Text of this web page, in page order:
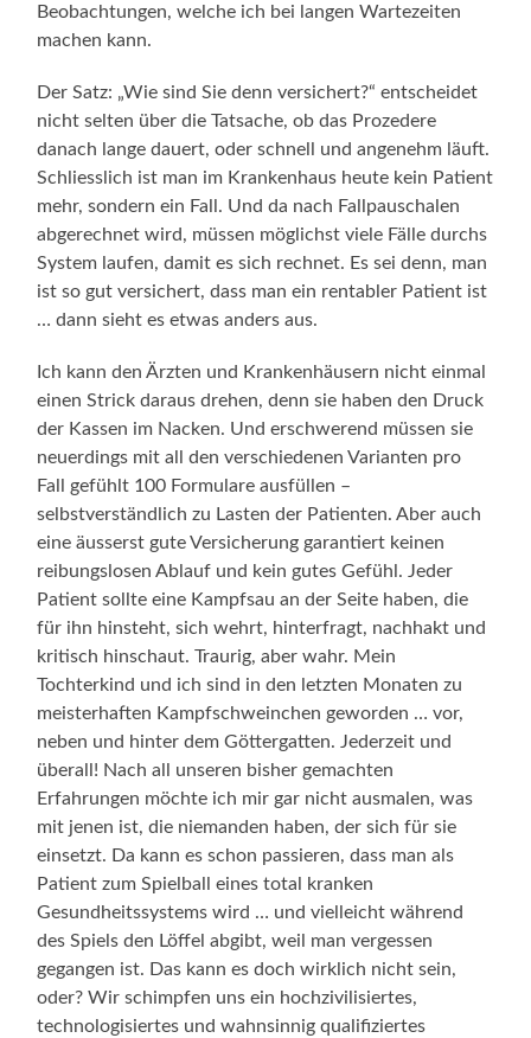
Beobachtungen, welche ich bei langen Wartezeiten
machen kann.
Der Satz: „Wie sind Sie denn versichert?“ entscheidet
nicht selten über die Tatsache, ob das Prozedere
danach lange dauert, oder schnell und angenehm läuft.
Schliesslich ist man im Krankenhaus heute kein Patient
mehr, sondern ein Fall. Und da nach Fallpauschalen
abgerechnet wird, müssen möglichst viele Fälle durchs
System laufen, damit es sich rechnet. Es sei denn, man
ist so gut versichert, dass man ein rentabler Patient ist
… dann sieht es etwas anders aus.
Ich kann den Ärzten und Krankenhäusern nicht einmal
einen Strick daraus drehen, denn sie haben den Druck
der Kassen im Nacken. Und erschwerend müssen sie
neuerdings mit all den verschiedenen Varianten pro
Fall gefühlt 100 Formulare ausfüllen –
selbstverständlich zu Lasten der Patienten. Aber auch
eine äusserst gute Versicherung garantiert keinen
reibungslosen Ablauf und kein gutes Gefühl. Jeder
Patient sollte eine Kampfsau an der Seite haben, die
für ihn hinsteht, sich wehrt, hinterfragt, nachhakt und
kritisch hinschaut. Traurig, aber wahr. Mein
Tochterkind und ich sind in den letzten Monaten zu
meisterhaften Kampfschweinchen geworden … vor,
neben und hinter dem Göttergatten. Jederzeit und
überall! Nach all unseren bisher gemachten
Erfahrungen möchte ich mir gar nicht ausmalen, was
mit jenen ist, die niemanden haben, der sich für sie
einsetzt. Da kann es schon passieren, dass man als
Patient zum Spielball eines total kranken
Gesundheitssystems wird … und vielleicht während
des Spiels den Löffel abgibt, weil man vergessen
gegangen ist. Das kann es doch wirklich nicht sein,
oder? Wir schimpfen uns ein hochzivilisiertes,
technologisiertes und wahnsinnig qualifiziertes